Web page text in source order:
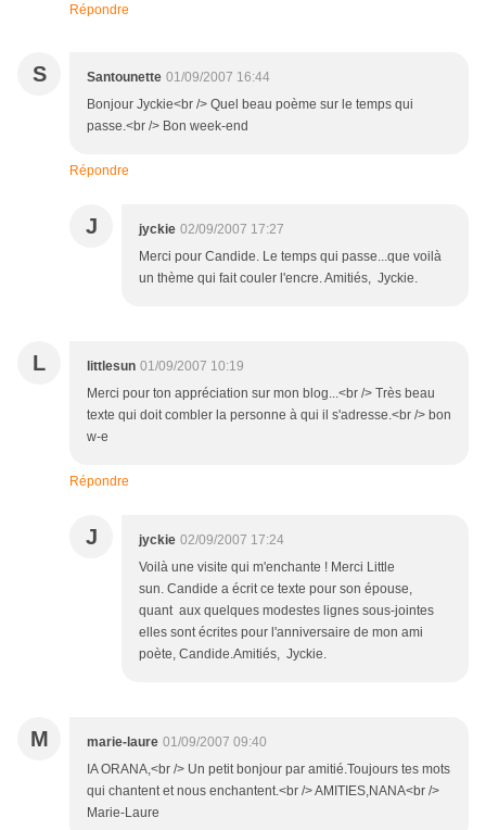
Répondre
S Santounette 01/09/2007 16:44
Bonjour Jyckie<br /> Quel beau poème sur le temps qui
passe.<br /> Bon week-end
Répondre
J jyckie 02/09/2007 17:27
Merci pour Candide. Le temps qui passe...que voilà
un thème qui fait couler l'encre. Amitiés, Jyckie.
L littlesun 01/09/2007 10:19
Merci pour ton appréciation sur mon blog...<br /> Très beau
texte qui doit combler la personne à qui il s'adresse.<br /> bon
w-e
Répondre
J jyckie 02/09/2007 17:24
Voilà une visite qui m'enchante ! Merci Little
sun. Candide a écrit ce texte pour son épouse,
quant aux quelques modestes lignes sous-jointes
elles sont écrites pour l'anniversaire de mon ami
poète, Candide.Amitiés, Jyckie.
M marie-laure 01/09/2007 09:40
IA ORANA,<br /> Un petit bonjour par amitié.Toujours tes mots
qui chantent et nous enchantent.<br /> AMITIES,NANA<br />
Marie-Laure